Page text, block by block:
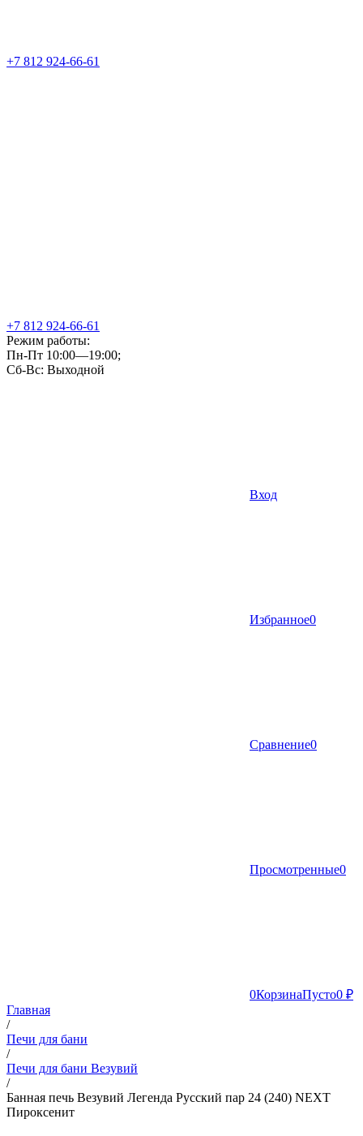
+7 812 924-66-61
+7 812 924-66-61
Режим работы:
Пн-Пт 10:00—19:00;
Сб-Вс: Выходной
Вход
Избранное0
Сравнение0
Просмотренные0
0КорзинаПусто0 ₽
Главная
/
Печи для бани
/
Печи для бани Везувий
/
Банная печь Везувий Легенда Русский пар 24 (240) NEXT
Пироксенит